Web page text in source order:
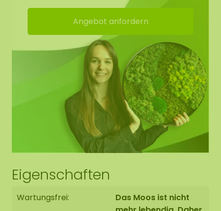
Klebepads. Direkt mitbestellen und loslegen.
Für zusätzliche Sicherheit empfehlen wir
Montagekleber (nicht im Lieferumfang
Wichtig: Die Haftung hängt vom Wandtyp ab.
Klebepads garantieren keine dauerhafte
Bei Gipskartonwänden empfehlen wir eine
Schraubbefestigung: Schrauben Sie durch das
Moos und die Rückplatte direkt in die Wand.
vor allem die mittleren Teile gut fixiert werden. Sie
tragen die darüberliegenden Elemente.
Angebot anfordern
Eigenschaften
Wartungsfrei:
Das Moos ist nicht